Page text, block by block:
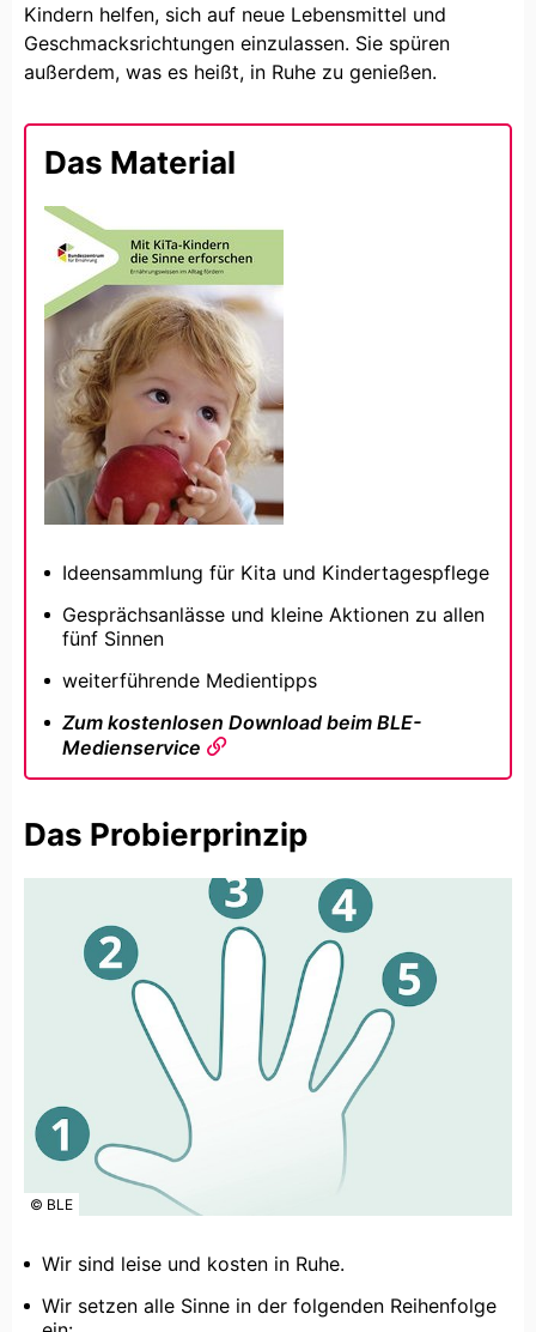
Kindern helfen, sich auf neue Lebensmittel und
Geschmacksrichtungen einzulassen. Sie spüren
außerdem, was es heißt, in Ruhe zu genießen.
Das Material
Ideensammlung für Kita und Kindertagespflege
Gesprächsanlässe und kleine Aktionen zu allen
fünf Sinnen
weiterführende Medientipps
Zum kostenlosen Download beim BLE-
Medienservice
Das Probierprinzip
© BLE
Wir sind leise und kosten in Ruhe.
Wir setzen alle Sinne in der folgenden Reihenfolge